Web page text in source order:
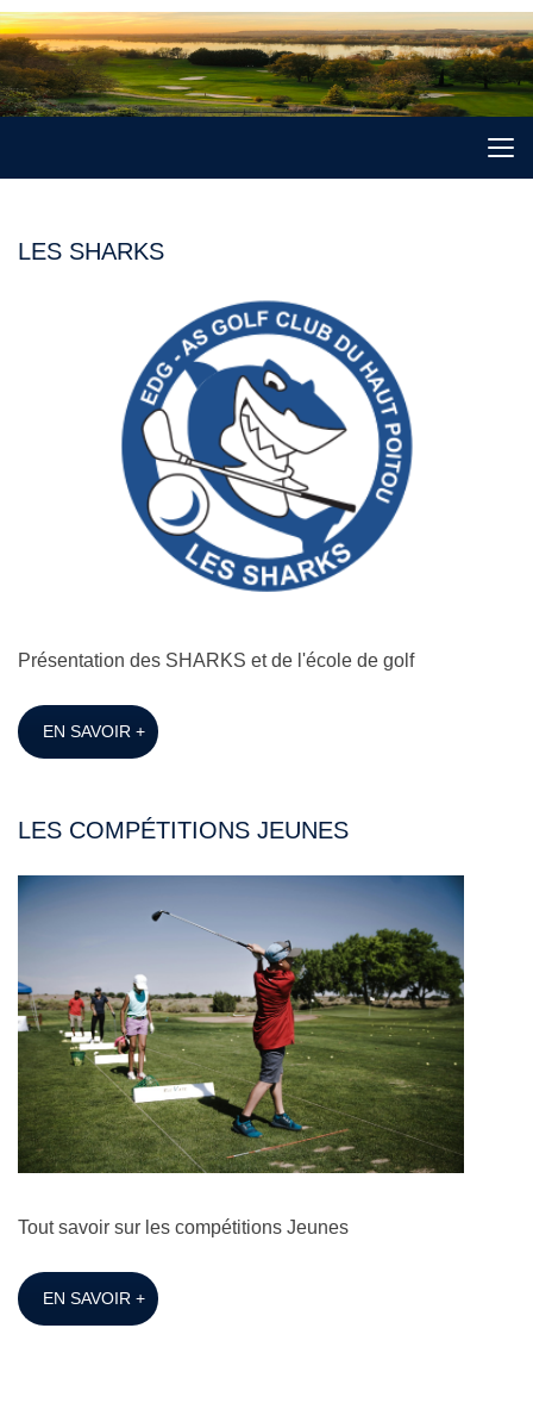
LES SHARKS
Présentation des SHARKS et de l'école de golf
EN SAVOIR +
LES COMPÉTITIONS JEUNES
Tout savoir sur les compétitions Jeunes
EN SAVOIR +